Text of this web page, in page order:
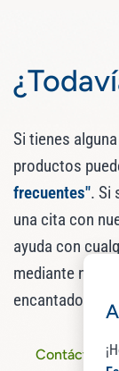
Si tienes
productos
frecuentes". Si
una cita con
ayuda con
mediante
encantados de
Contáctanos